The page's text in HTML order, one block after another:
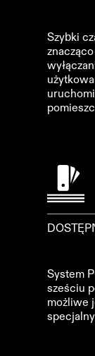
Szybki
System
sześciu
możliwe